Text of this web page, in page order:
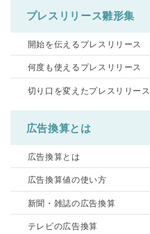
プレスリリース雛形集
開始を伝えるプレスリリース
何度も使えるプレスリリース
切り口を変えたプレスリリース
広告換算とは
広告換算とは
広告換算値の使い方
新聞・雑誌の広告換算
テレビの広告換算